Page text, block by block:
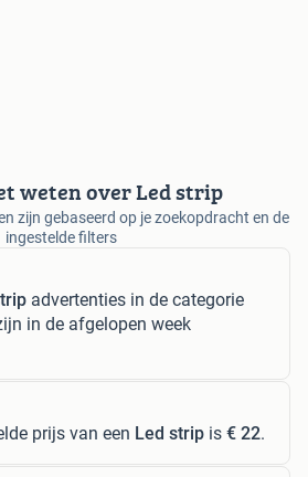
weten over Led strip
zijn gebaseerd op je zoekopdracht en de
ingestelde filters
advertenties in de categorie
in de afgelopen week
prijs van een Led strip is € 22.